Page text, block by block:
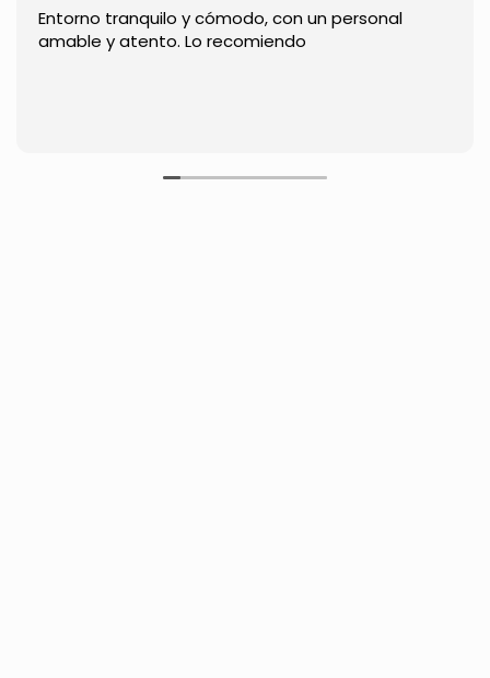
Entorno tranquilo y cómodo, con un personal
amable y atento. Lo recomiendo